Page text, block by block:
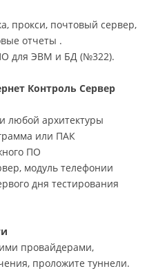
прокси, почтовый сервер,
отчеты .
для ЭВМ и БД (№322).
Контроль Сервер
любой архитектуры
или ПАК
ПО
модуль телефонии
дня тестирования
провайдерами,
проложите туннели.